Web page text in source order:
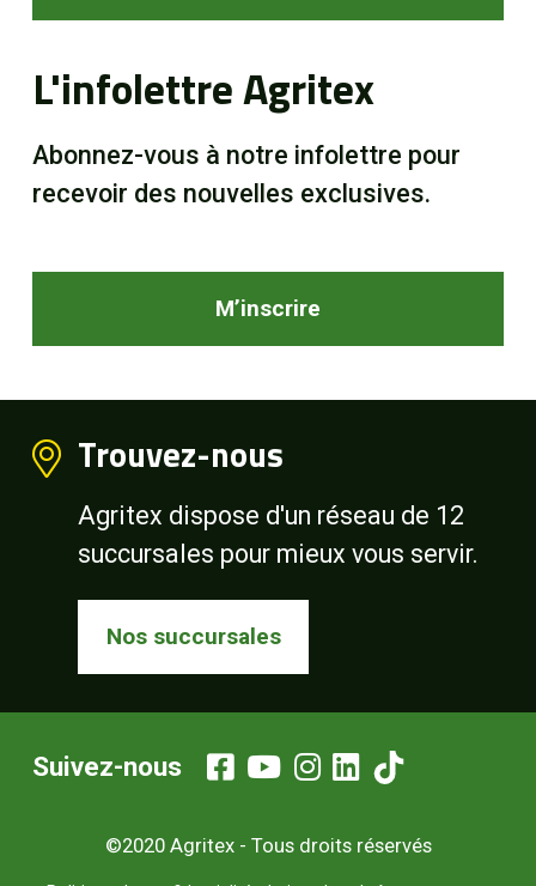
L'infolettre Agritex
Abonnez-vous à notre infolettre pour
recevoir des nouvelles exclusives.
M’inscrire
Trouvez-nous
Agritex dispose d'un réseau de 12
succursales pour mieux vous servir.
Nos succursales
©2020 Agritex - Tous droits réservés
Suivez-nous